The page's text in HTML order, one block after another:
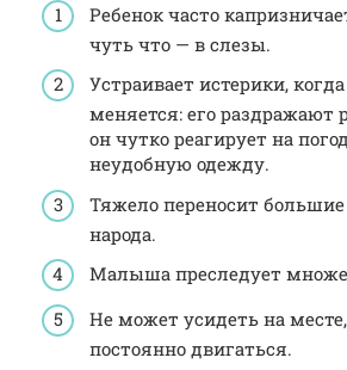
Ребенок часто
чуть что — в слезы.
Устраивает истерики,
меняется: его раздражают
он чутко реагирует на
неудобную одежду.
Тяжело переносит
народа.
Малыша преследует
Не может усидеть на
постоянно двигаться.